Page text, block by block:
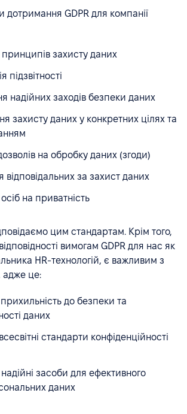
дотримання GDPR для компанії
захисту даних
підзвітності
надійних заходів безпеки даних
захисту даних у конкретних цілях та
на обробку даних (згоди)
відповідальних за захист даних
на приватність
цим стандартам. Крім того,
вимогам GDPR для нас як
HR-технологій, є важливим з
адже це:
до безпеки та
даних
стандарти конфіденційності
засоби для ефективного
даних